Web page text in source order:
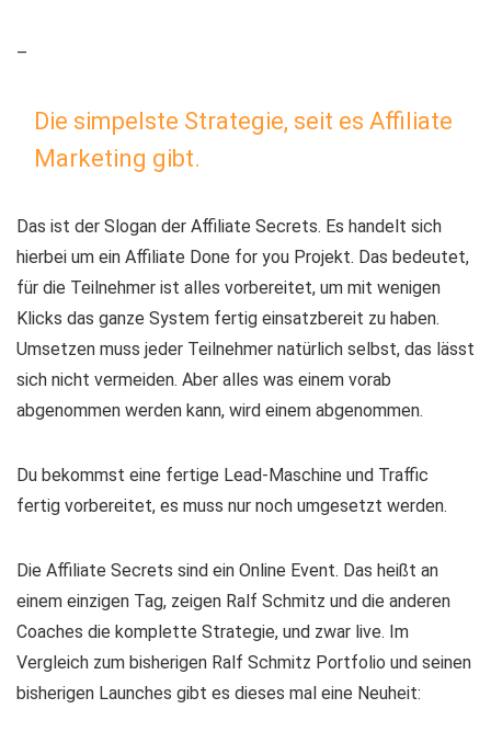
–
Die simpelste Strategie, seit es Affiliate
Marketing gibt.
Das ist der Slogan der Affiliate Secrets. Es handelt sich
hierbei um ein Affiliate Done for you Projekt. Das bedeutet,
für die Teilnehmer ist alles vorbereitet, um mit wenigen
Klicks das ganze System fertig einsatzbereit zu haben.
Umsetzen muss jeder Teilnehmer natürlich selbst, das lässt
sich nicht vermeiden. Aber alles was einem vorab
abgenommen werden kann, wird einem abgenommen.
Du bekommst eine fertige Lead-Maschine und Traffic
fertig vorbereitet, es muss nur noch umgesetzt werden.
Die Affiliate Secrets sind ein Online Event. Das heißt an
einem einzigen Tag, zeigen Ralf Schmitz und die anderen
Coaches die komplette Strategie, und zwar live. Im
Vergleich zum bisherigen Ralf Schmitz Portfolio und seinen
bisherigen Launches gibt es dieses mal eine Neuheit: